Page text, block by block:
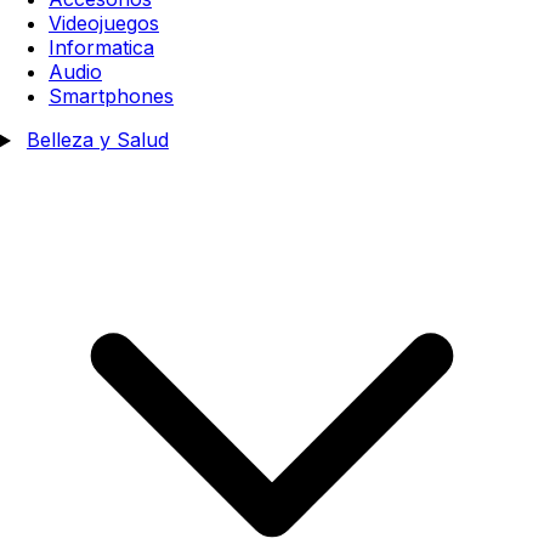
Videojuegos
Informatica
Audio
Smartphones
Belleza y Salud